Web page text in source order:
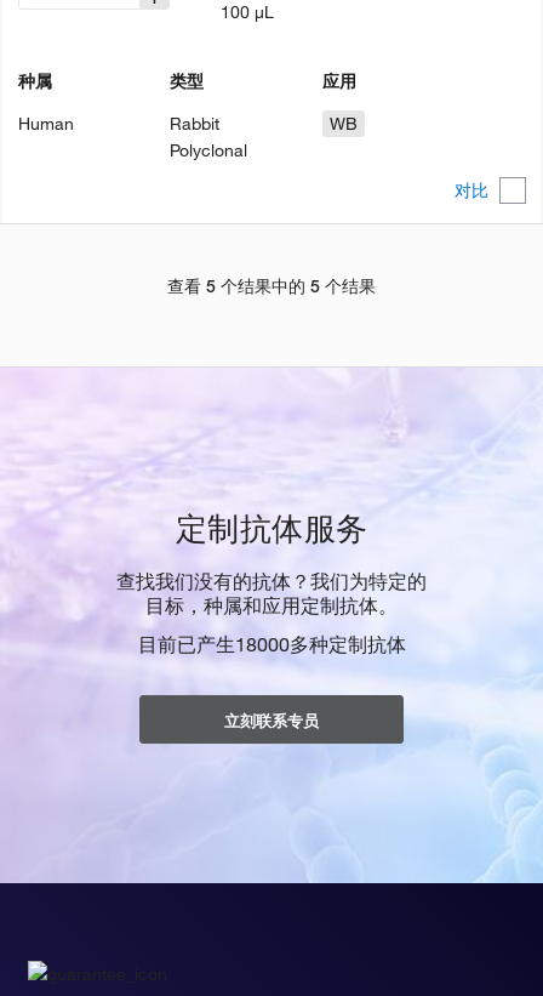
对比
种属
Human
类型
Rabbit
Polyclonal
应用
WB
100 µL
查看 5 个结果中的 5 个结果
定制抗体服务
查找我们没有的抗体？我们为特定的
目标，种属和应用定制抗体。
目前已产生18000多种定制抗体
立刻联系专员